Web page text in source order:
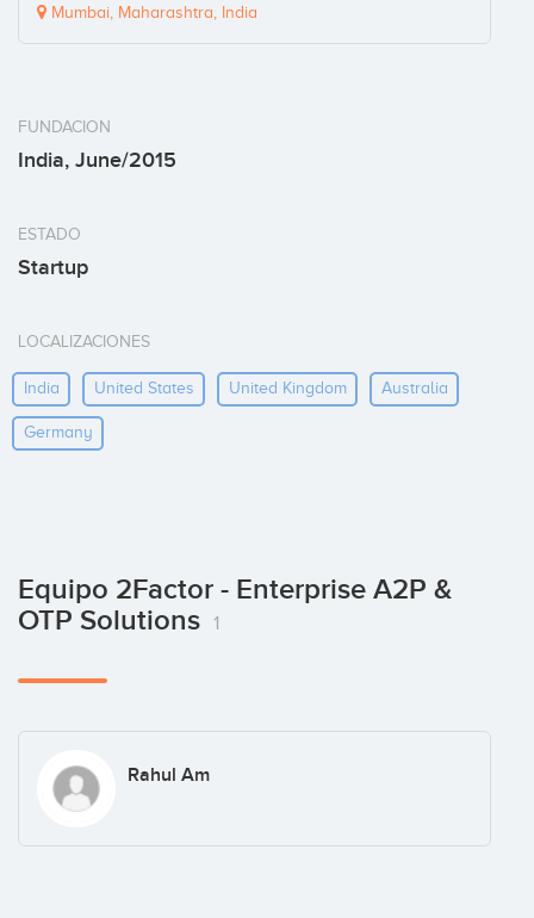
Mumbai, Maharashtra, India
FUNDACION
India, June/2015
ESTADO
Startup
LOCALIZACIONES
India United States United Kingdom Australia
Germany
Equipo 2Factor - Enterprise A2P &
OTP Solutions
1
Rahul Am